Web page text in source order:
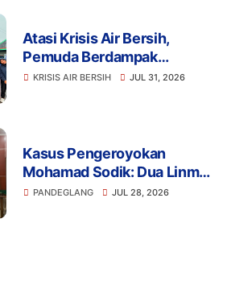
Atasi Krisis Air Bersih,
Pemuda Berdampak
Kerahkan 4 Tangki Air untuk
KRISIS AIR BERSIH JUL 31, 2026
Kasus Pengeroyokan
Mohamad Sodik: Dua Linmas
Pandeglang Diganjar 5 Bulan
PANDEGLANG JUL 28, 2026